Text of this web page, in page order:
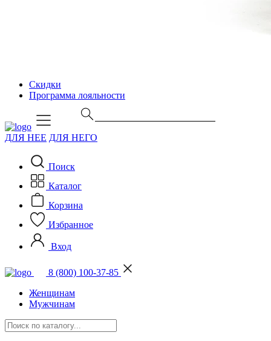
Скидки
Программа лояльности
ДЛЯ НЕЕ ДЛЯ НЕГО
Поиск
Каталог
Корзина
Избранное
Вход
8 (800) 100-37-85
Женщинам
Мужчинам